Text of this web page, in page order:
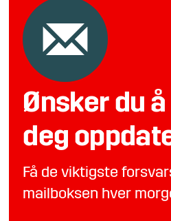
Ønsker du
deg
Få de viktigste
mailboksen hver